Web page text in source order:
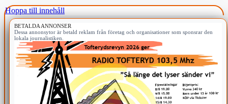
Hoppa till innehåll
BETALDA ANNONSER
Dessa annonsytor är betald reklam från företag och organisationer som sponsrar den
lokala journalistiken.